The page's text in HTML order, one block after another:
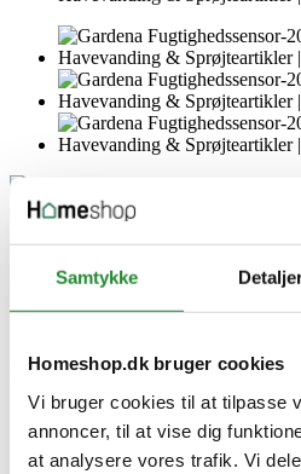
Samtykke
Homeshop.dk bruger cookies
Vi bruger cookies til at tilpasse
annoncer, til at vise dig
at analysere vores trafik. Vi
Gardena
2083475 -
DKK 449,00Inkl. moms